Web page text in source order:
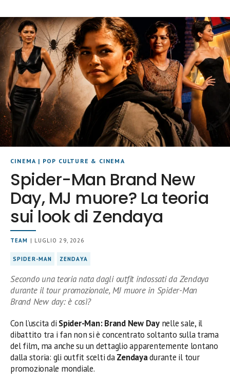
CINEMA | POP CULTURE & CINEMA
Spider-Man Brand New
Day, MJ muore? La teoria
sui look di Zendaya
TEAM | LUGLIO 29, 2026
SPIDER-MAN ZENDAYA
Secondo una teoria nata dagli outfit indossati da Zendaya
durante il tour promozionale, MJ muore in Spider-Man
Brand New day: è così?
Con l’uscita di Spider-Man: Brand New Daynelle sale, il
dibattito tra i fan non si è concentrato soltanto sulla trama
del film, ma anche su un dettaglio apparentemente lontano
dalla storia: gli outfit scelti daZendayadurante il tour
promozionale mondiale.